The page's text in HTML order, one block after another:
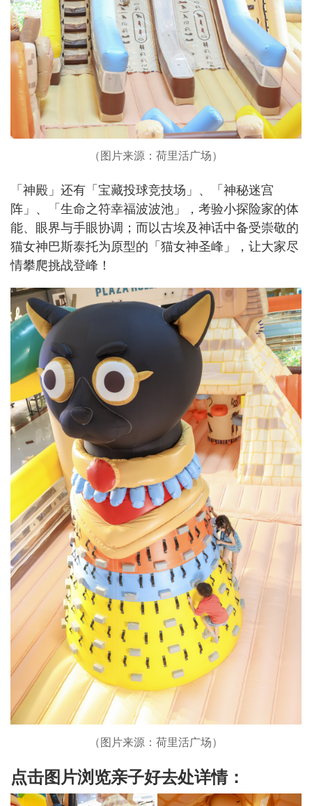
（图片来源：荷里活广场）
「神殿」还有「宝藏投球竞技场」、「神秘迷宫
阵」、「生命之符幸福波波池」，考验小探险家的体
能、眼界与手眼协调；而以古埃及神话中备受崇敬的
猫女神巴斯泰托为原型的「猫女神圣峰」，让大家尽
情攀爬挑战登峰！
（图片来源：荷里活广场）
点击图片浏览亲子好去处详情：